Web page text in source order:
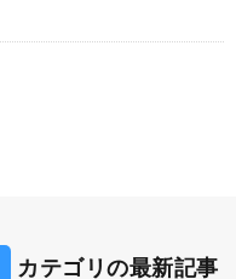
カテゴリの最新記事